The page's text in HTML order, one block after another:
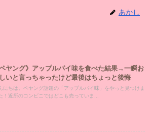
あかし
ペヤング》アップルパイ味を食べた結果→一瞬お
いと言っちゃったけど最後はちょっと後悔
にちは。ペヤング話題の「アップルパイ味」をやっと見つけま
！近所のコンビニではどこも売っていま...